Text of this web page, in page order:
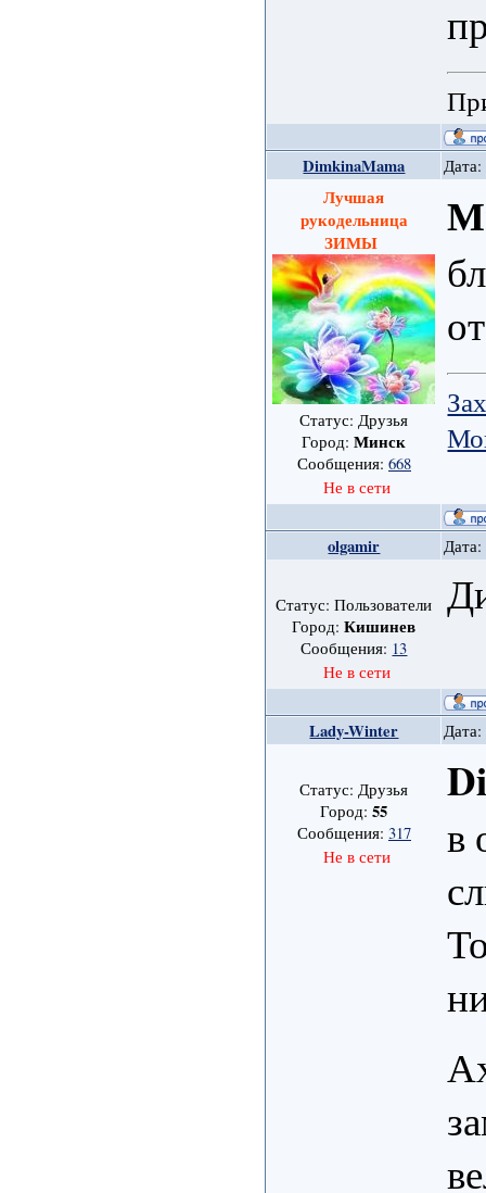
DimkinaMama Дата:
Лучшая
рукодельница
ЗИМЫ
Статус: Друзья
Город:Минск
Сообщения: 668
Не в сети
olgamir
Статус: Пользователи
Город:Кишинев
Сообщения: 13
Не в сети
Lady-Winter
Статус: Друзья
Город:55
Сообщения: 317
Не в сети
в